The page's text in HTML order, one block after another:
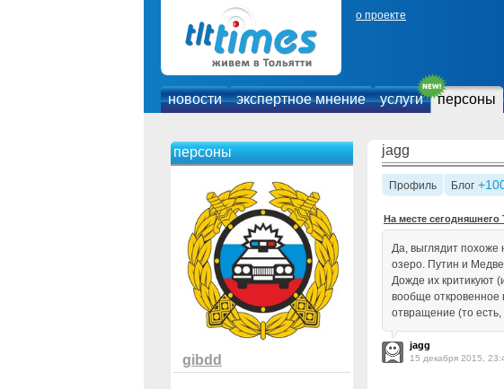
о проекте
новости экспертное мнение услуги персоны
персоны
gibdd
jagg
Профиль Блог
На месте сегодняшнего
Да, выглядит похоже
озеро. Путин и
Дожде их критикуют
вообще откровенное
отвращение (то
jagg
15 декабря 2015,